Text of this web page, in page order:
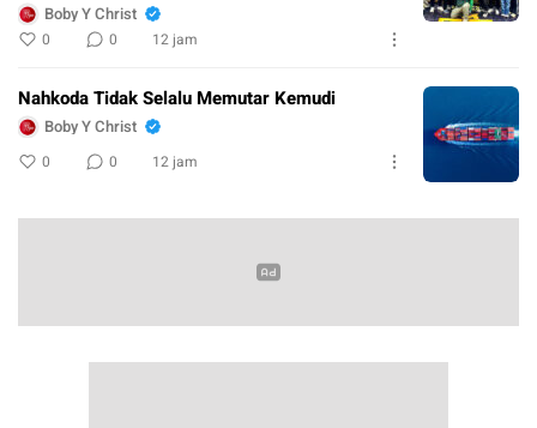
Boby Y Christ
0 0 12 jam
Nahkoda Tidak Selalu Memutar Kemudi
Boby Y Christ
0 0 12 jam